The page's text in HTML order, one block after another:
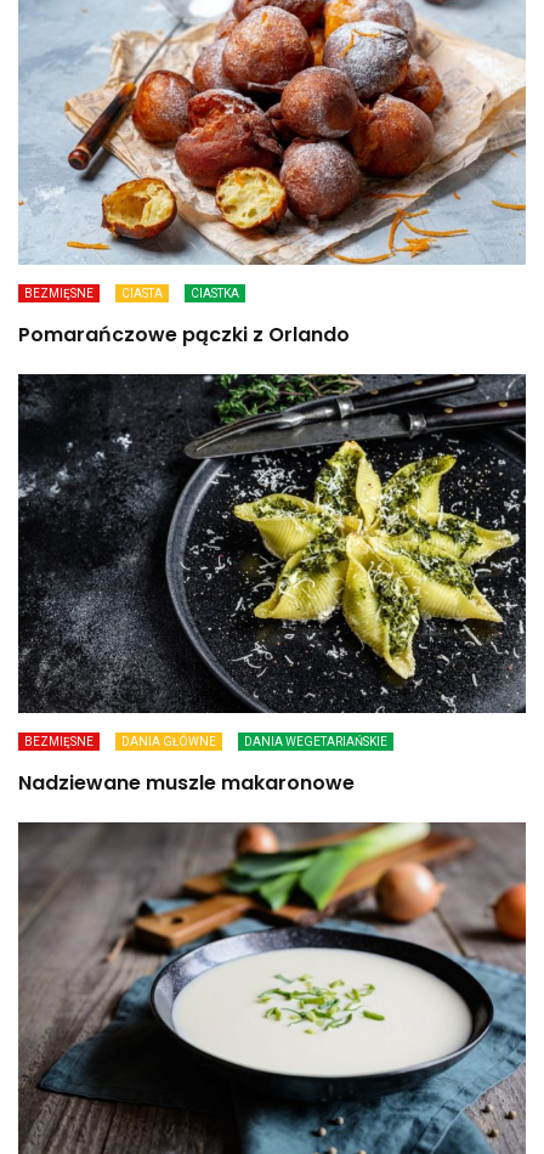
BEZMIĘSNE CIASTA CIASTKA
Pomarańczowe pączki z Orlando
BEZMIĘSNE DANIA GŁÓWNE DANIA WEGETARIAŃSKIE
Nadziewane muszle makaronowe